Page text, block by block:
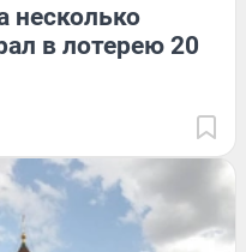
несколько
в лотерею 20